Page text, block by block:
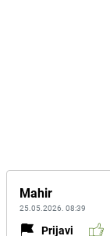
Mahir
25.05.2026. 08:39
Prijavi